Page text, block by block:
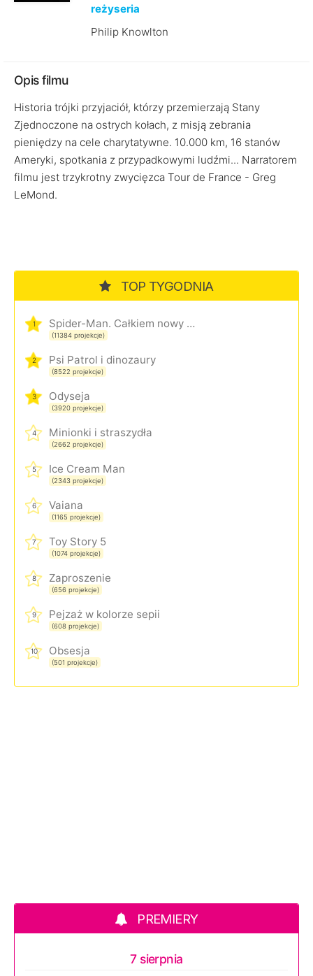
reżyseria
Philip Knowlton
Opis filmu
Historia trójki przyjaciół, którzy przemierzają Stany
Zjednoczone na ostrych kołach, z misją zebrania
pieniędzy na cele charytatywne. 10.000 km, 16 stanów
Ameryki, spotkania z przypadkowymi ludźmi... Narratorem
filmu jest trzykrotny zwycięzca Tour de France - Greg
LeMond.
TOP TYGODNIA
1 Spider-Man. Całkiem nowy dzień
(11384 projekcje)
2 Psi Patrol i dinozaury
(8522 projekcje)
3 Odyseja
(3920 projekcje)
4 Minionki i straszydła
(2662 projekcje)
5 Ice Cream Man
(2343 projekcje)
6 Vaiana
(1165 projekcje)
7 Toy Story 5
(1074 projekcje)
8 Zaproszenie
(656 projekcje)
9 Pejzaż w kolorze sepii
(608 projekcje)
10 Obsesja
(501 projekcje)
PREMIERY
7 sierpnia